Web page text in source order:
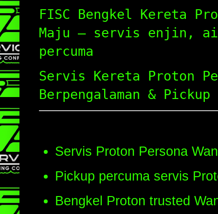
FISC Bengkel Kereta
Maju – servis enjin,
percuma
Servis Kereta Proton
Berpengalaman & Pickup
Servis Proton Persona
Pickup percuma servis
Bengkel Proton trusted